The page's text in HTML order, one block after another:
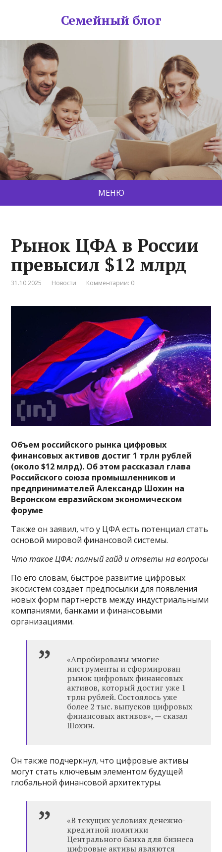
Семейный блог
МЕНЮ
Рынок ЦФА в России
превысил $12 млрд
31.10.2025 Новости Комментарии: 0
Объем российского рынка цифровых
финансовых активов достиг 1 трлн рублей
(около $12 млрд). Об этом рассказал глава
Российского союза промышленников и
предпринимателей Александр Шохин на
Веронском евразийском экономическом
форуме
Также он заявил, что у ЦФА есть потенциал стать
основой мировой финансовой системы.
Что такое ЦФА: полный гайд и ответы на вопросы
По его словам, быстрое развитие цифровых
экосистем создает предпосылки для появления
новых форм партнерств между индустриальными
компаниями, банками и финансовыми
организациями.
«Апробированы многие
инструменты и сформирован
рынок цифровых финансовых
активов, который достиг уже 1
трлн рублей. Состоялось уже
более 2 тыс. выпусков цифровых
финансовых активов», — сказал
Шохин.
Он также подчеркнул, что цифровые активы
могут стать ключевым элементом будущей
глобальной финансовой архитектуры.
«В текущих условиях денежно-
кредитной политики
Центрального банка для бизнеса
цифровые активы являются